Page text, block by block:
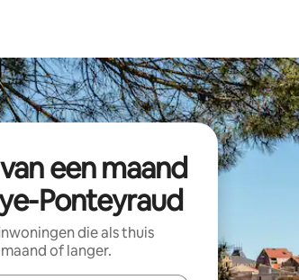
een maand
Ponteyraud
die als thuis
of langer.